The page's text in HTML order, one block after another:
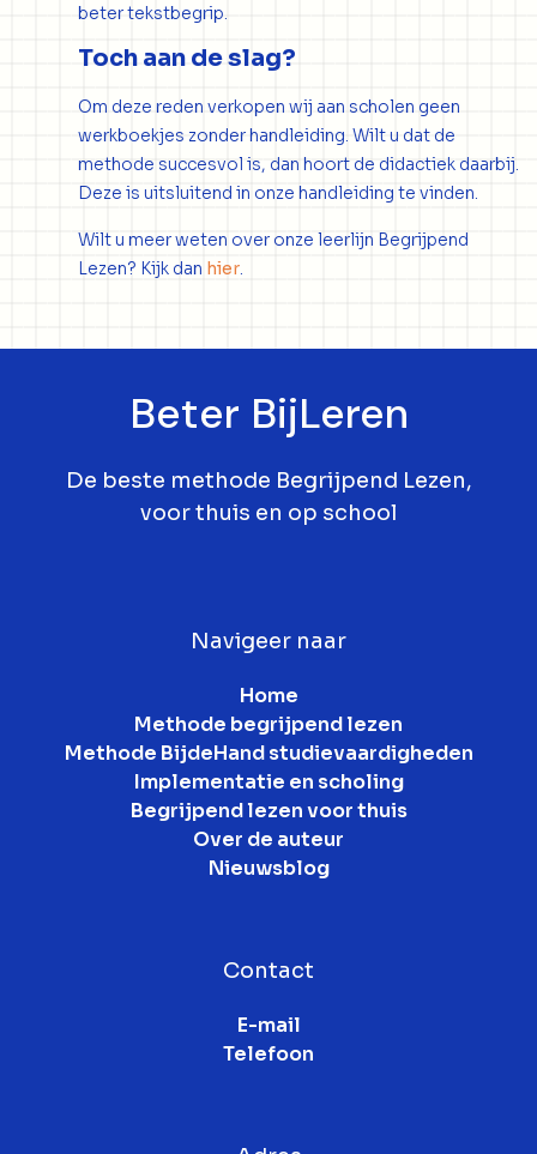
beter tekstbegrip.
Toch aan de slag?
Om deze reden verkopen wij aan scholen geen
werkboekjes zonder handleiding. Wilt u dat de
methode succesvol is, dan hoort de didactiek daarbij.
Deze is uitsluitend in onze handleiding te vinden.
Wilt u meer weten over onze leerlijn Begrijpend
Lezen? Kijk dan hier.
Beter BijLeren
De beste methode Begrijpend Lezen,
voor thuis en op school
Navigeer naar
Home
Methode begrijpend lezen
Methode BijdeHand studievaardigheden
Implementatie en scholing
Begrijpend lezen voor thuis
Over de auteur
Nieuwsblog
Contact
E-mail
Telefoon